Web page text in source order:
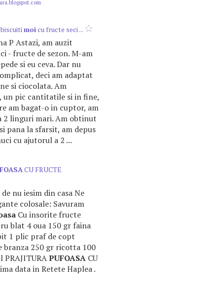
moicu fructe seci ...
P Astazi, am auzit
- fructe de sezon. M-am
si eu ceva. Dar nu
deci am adaptat
si ciocolata. Am
un pic cantitatile si in fine,
am bagat-o in cuptor, am
2 linguri mari. Am obtinut
pana la sfarsit, am depus
cu ajutorul a 2 ...
CU FRUCTE
nu iesim din casa Ne
colosale: Savuram
Cu insorite fructe
blat 4 oua 150 gr faina
1 plic praf de copt
branza 250 gr ricotta 100
PUFOASA CU
data in Retete Haplea .